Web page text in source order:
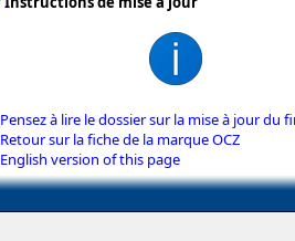
Pensez à lire le dossier sur la mise à jour du
Retour sur la fiche de la marque OCZ
English version of this page